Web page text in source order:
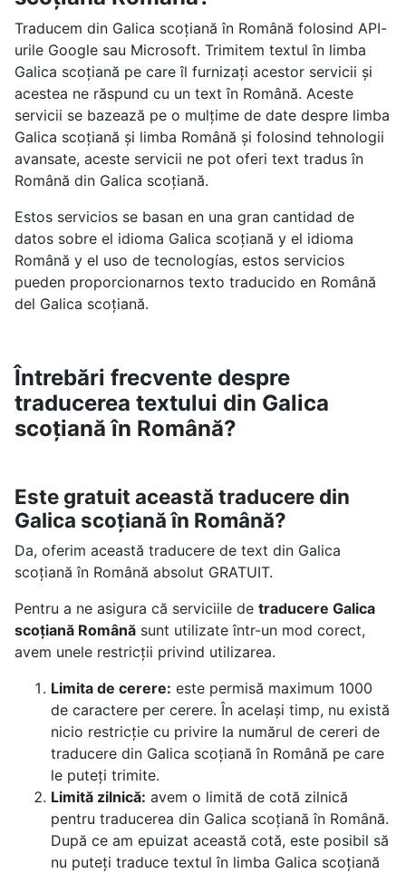
Traducem din Galica scoțiană în Română folosind API-
urile Google sau Microsoft. Trimitem textul în limba
Galica scoțiană pe care îl furnizați acestor servicii și
acestea ne răspund cu un text în Română. Aceste
servicii se bazează pe o mulțime de date despre limba
Galica scoțiană și limba Română și folosind tehnologii
avansate, aceste servicii ne pot oferi text tradus în
Română din Galica scoțiană.
Estos servicios se basan en una gran cantidad de
datos sobre el idioma Galica scoțiană y el idioma
Română y el uso de tecnologías, estos servicios
pueden proporcionarnos texto traducido en Română
del Galica scoțiană.
Întrebări frecvente despre
traducerea textului din Galica
scoțiană în Română?
Este gratuit această traducere din
Galica scoțiană în Română?
Da, oferim această traducere de text din Galica
scoțiană în Română absolut GRATUIT.
Pentru a ne asigura că serviciile de traducere Galica
scoțiană Românăsunt utilizate într-un mod corect,
avem unele restricții privind utilizarea.
Limita de cerere: este permisă maximum 1000
de caractere per cerere. În același timp, nu există
nicio restricție cu privire la numărul de cereri de
traducere din Galica scoțiană în Română pe care
le puteți trimite.
Limită zilnică: avem o limită de cotă zilnică
pentru traducerea din Galica scoțiană în Română.
După ce am epuizat această cotă, este posibil să
nu puteți traduce textul în limba Galica scoțiană